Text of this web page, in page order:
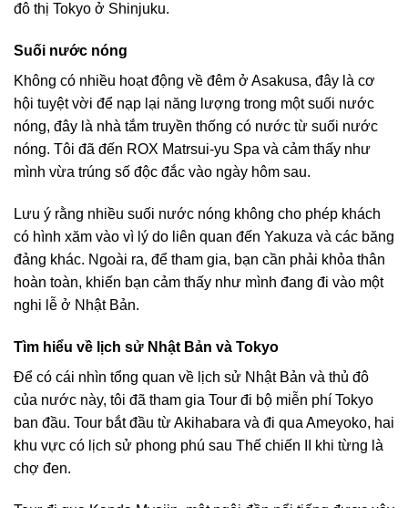
đô thị Tokyo ở Shinjuku.
Suối nước nóng
Không có nhiều hoạt động về đêm ở Asakusa, đây là cơ
hội tuyệt vời để nạp lại năng lượng trong một suối nước
nóng, đây là nhà tắm truyền thống có nước từ suối nước
nóng. Tôi đã đến ROX Matrsui-yu Spa và cảm thấy như
mình vừa trúng số độc đắc vào ngày hôm sau.
Lưu ý rằng nhiều suối nước nóng không cho phép khách
có hình xăm vào vì lý do liên quan đến Yakuza và các băng
đảng khác. Ngoài ra, để tham gia, bạn cần phải khỏa thân
hoàn toàn, khiến bạn cảm thấy như mình đang đi vào một
nghi lễ ở Nhật Bản.
Tìm hiểu về lịch sử Nhật Bản và Tokyo
Để có cái nhìn tổng quan về lịch sử Nhật Bản và thủ đô
của nước này, tôi đã tham gia Tour đi bộ miễn phí Tokyo
ban đầu. Tour bắt đầu từ Akihabara và đi qua Ameyoko, hai
khu vực có lịch sử phong phú sau Thế chiến II khi từng là
chợ đen.